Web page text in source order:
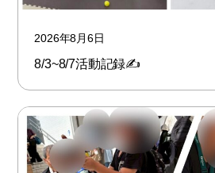
2026年8月6日
8/3~8/7活動記録✍